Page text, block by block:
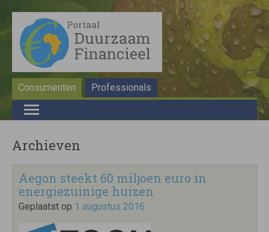
Consumenten Professionals
Archieven
Aegon steekt 60 miljoen euro in
energiezuinige huizen
Geplaatst op 1 augustus 2016